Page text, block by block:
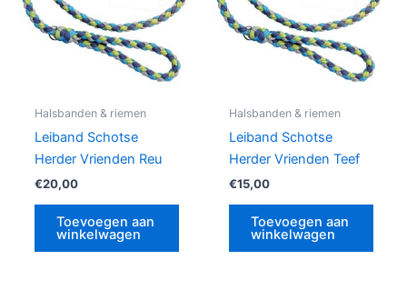
Halsbanden & riemen
Leiband Schotse
Herder Vrienden Reu
€20,00
Toevoegen aan
winkelwagen
Halsbanden & riemen
Leiband Schotse
Herder Vrienden Teef
€15,00
Toevoegen aan
winkelwagen